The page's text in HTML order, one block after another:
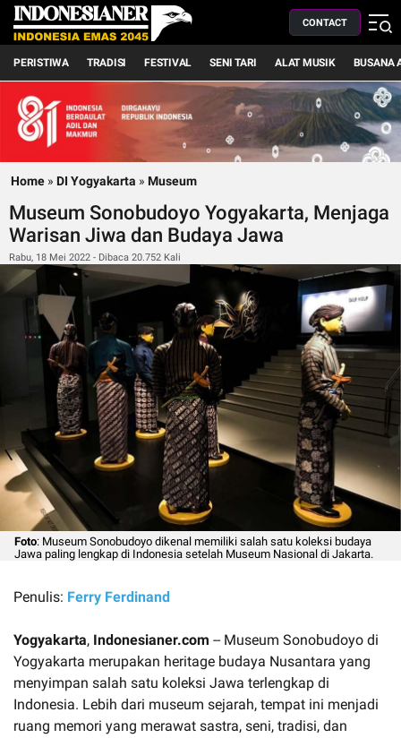
CONTACT
PERISTIWA TRADISI FESTIVAL SENI TARI ALAT MUSIK BUSANA
Home » DI Yogyakarta » Museum
Museum Sonobudoyo Yogyakarta, Menjaga
Warisan Jiwa dan Budaya Jawa
Rabu, 18 Mei 2022 - Dibaca 20.752 Kali
Foto: Museum Sonobudoyo dikenal memiliki salah satu koleksi budaya
Jawa paling lengkap di Indonesia setelah Museum Nasional di Jakarta.
Penulis: Ferry Ferdinand
Yogyakarta, Indonesianer.com -- Museum Sonobudoyo di
Yogyakarta merupakan heritage budaya Nusantara yang
menyimpan salah satu koleksi Jawa terlengkap di
Indonesia. Lebih dari museum sejarah, tempat ini menjadi
ruang memori yang merawat sastra, seni, tradisi, dan